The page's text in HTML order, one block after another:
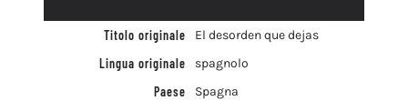
Titolo originale
El desorden que dejas
Lingua originale
spagnolo
Paese
Spagna